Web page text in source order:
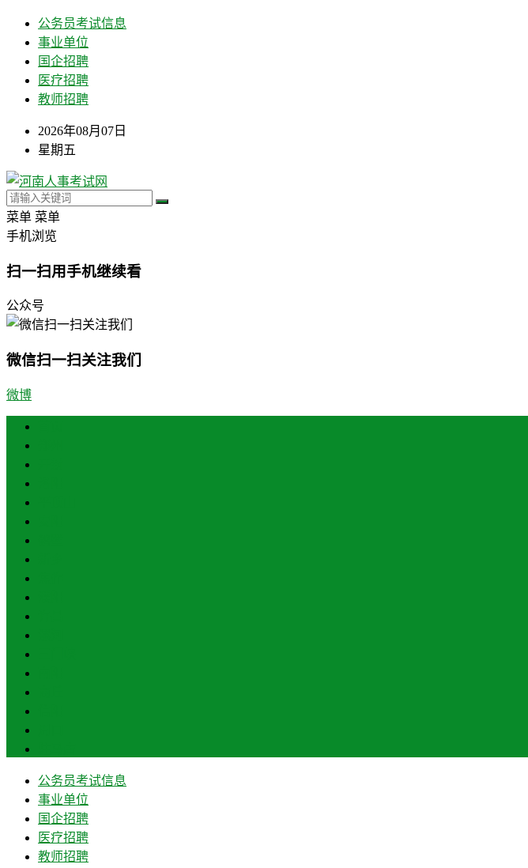
公务员考试信息
事业单位
国企招聘
医疗招聘
教师招聘
2026年08月07日
星期五
菜单 菜单
手机浏览
扫一扫用手机继续看
公众号
微信扫一扫关注我们
微博
公务员考试信息
事业单位
国企招聘
医疗招聘
教师招聘